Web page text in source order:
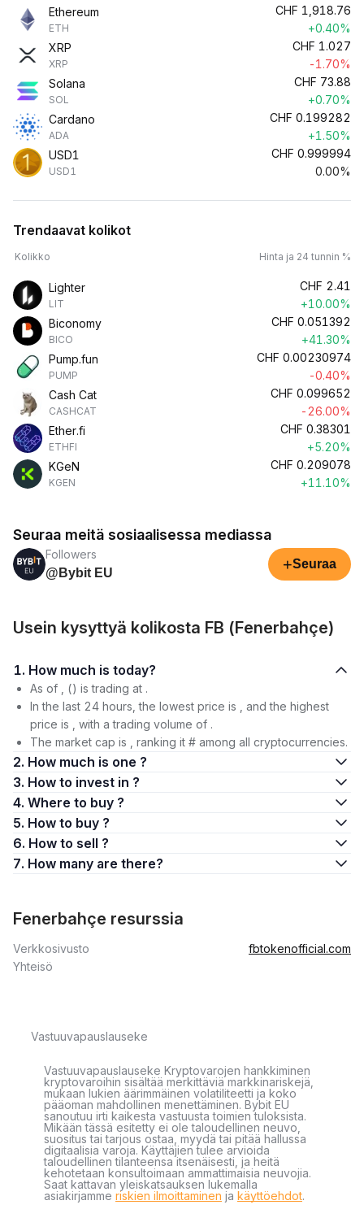
Ethereum
ETH
CHF 1,918.76
+0.40%
XRP
XRP
CHF 1.027
-1.70%
Solana
SOL
CHF 73.88
+0.70%
Cardano
ADA
CHF 0.199282
+1.50%
USD1
USD1
CHF 0.999994
0.00%
Trendaavat kolikot
Kolikko Hinta ja 24 tunnin %
Lighter
LIT
CHF 2.41
+10.00%
Biconomy
BICO
CHF 0.051392
+41.30%
Pump.fun
PUMP
CHF 0.00230974
-0.40%
Cash Cat
CASHCAT
CHF 0.099652
-26.00%
Ether.fi
ETHFI
CHF 0.38301
+5.20%
KGeN
KGEN
CHF 0.209078
+11.10%
Seuraa meitä sosiaalisessa mediassa
Followers
@Bybit EU
+Seuraa
Usein kysyttyä kolikosta FB (Fenerbahçe)
1. How much is today?
As of , () is trading at .
In the last 24 hours, the lowest price is , and the highest
price is , with a trading volume of .
The market cap is , ranking it # among all cryptocurrencies.
2. How much is one ?
3. How to invest in ?
4. Where to buy ?
5. How to buy ?
6. How to sell ?
7. How many are there?
Fenerbahçe resurssia
Verkkosivusto
fbtokenofficial.com
Yhteisö
Vastuuvapauslauseke
Vastuuvapauslauseke Kryptovarojen hankkiminen
kryptovaroihin sisältää merkittäviä markkinariskejä,
mukaan lukien äärimmäinen volatiliteetti ja koko
pääoman mahdollinen menettäminen. Bybit EU
sanoutuu irti kaikesta vastuusta toimien tuloksista.
Mikään tässä esitetty ei ole taloudellinen neuvo,
suositus tai tarjous ostaa, myydä tai pitää hallussa
digitaalisia varoja. Käyttäjien tulee arvioida
taloudellinen tilanteensa itsenäisesti, ja heitä
kehotetaan konsultoimaan ammattimaisia neuvojia.
Saat kattavan yleiskatsauksen lukemalla
asiakirjamme riskien ilmoittaminen ja käyttöehdot.